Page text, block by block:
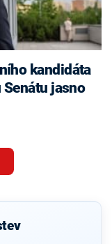
kandidáta
jasno